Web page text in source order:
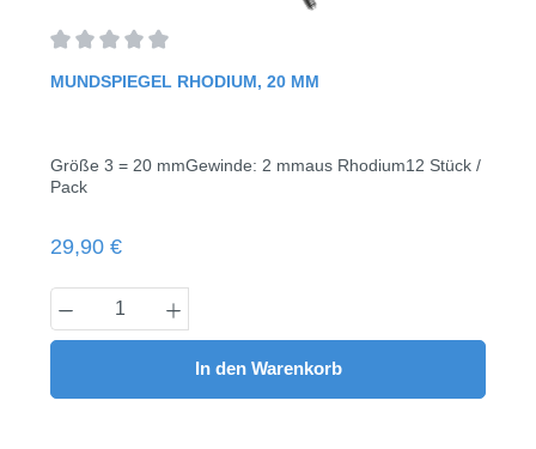
MUNDSPIEGEL RHODIUM, 20 MM
Größe 3 = 20 mmGewinde: 2 mmaus Rhodium12 Stück /
Pack
Regulärer Preis:
29,90 €
Produkt Anzahl: Gib den gewünschten
In den Warenkorb